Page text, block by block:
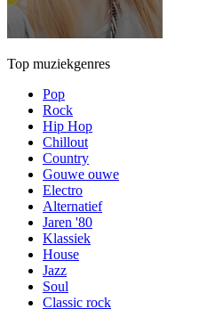
Top muziekgenres
Pop
Rock
Hip Hop
Chillout
Country
Gouwe ouwe
Electro
Alternatief
Jaren '80
Klassiek
House
Jazz
Soul
Classic rock